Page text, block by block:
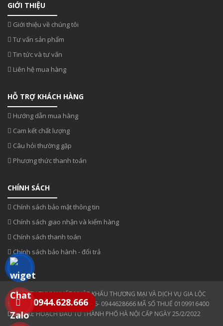
GIỚI THIỆU
Giới thiệu về chúng tôi
Tư vấn sản phẩm
Tin tức và tư vấn
Liên hệ mua hàng
HỖ TRỢ KHÁCH HÀNG
Hướng dẫn mua hàng
Cam kết chất lượng
Câu hỏi thường gặp
Phương thức thanh toán
CHÍNH SÁCH
Chính sách bảo mật thông tin
Chính sách giao nhận và kiểm hàng
Chính sách thanh toán
Chính sách bảo hành - đổi trả
CÔNG TY TNHH XUẤT NHẬP KHẨU THƯƠNG MẠI VÀ DỊCH VỤ GIA LỘC
SĐT: 0354 808 808- 0943330886- 0944628666 MÃ SỐ THUẾ 0109916400
DO SỞ KẾ HOẠCH ĐẦU TƯ THÀNH PHỐ HÀ NỘI CẤP NGÀY 25/2/2022
0944.628.666